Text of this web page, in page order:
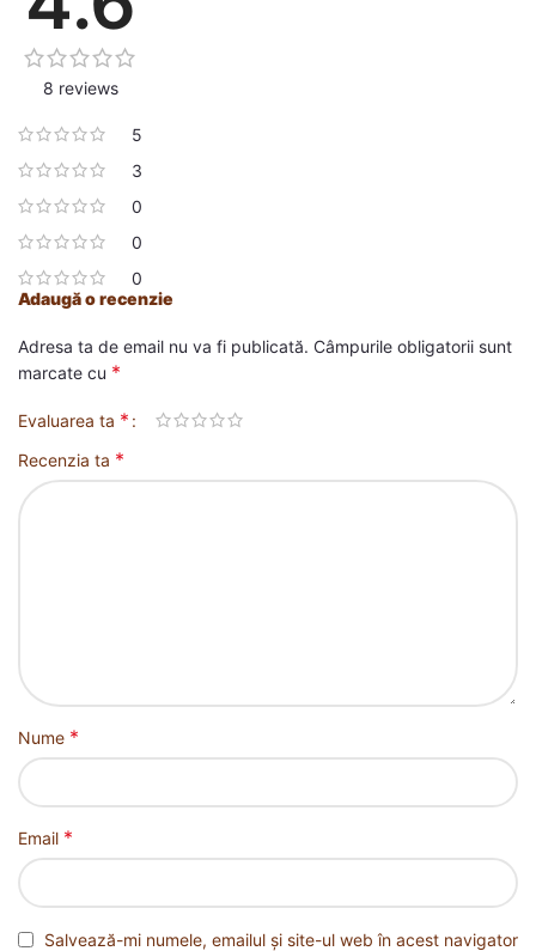
8 reviews
5
3
0
0
0
Adaugă o recenzie
Adresa ta de email nu va fi publicată. Câmpurile obligatorii sunt
marcate cu *
Evaluarea ta *
Recenzia ta *
Nume *
Email *
Salvează-mi numele, emailul și site-ul web în acest navigator